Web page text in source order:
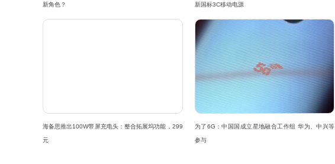
新角色？ 新国标3C移动电源
海备思推出100W带屏充电头：整合拓展坞功能，299
元
为了6G：中国国成立星地融合工作组 华为、中兴等
参与